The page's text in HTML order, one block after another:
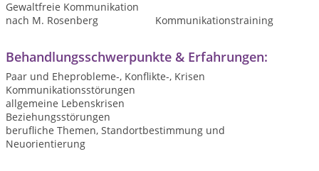
Gewaltfreie Kommunikation
nach M. Rosenberg
Kommunikationstraining
Behandlungsschwerpunkte & Erfahrungen:
Paar und Eheprobleme-, Konflikte-, Krisen
Kommunikationsstörungen
allgemeine Lebenskrisen
Beziehungsstörungen
berufliche Themen, Standortbestimmung und
Neuorientierung